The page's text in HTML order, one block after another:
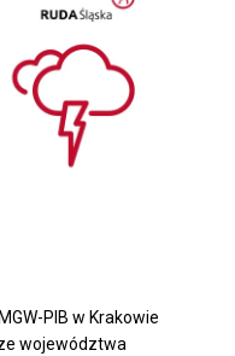
PIB w Krakowie
województwa